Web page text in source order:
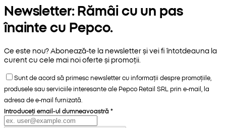
Newsletter: Rămâi cu un pas
înainte cu Pepco.
Ce este nou? Abonează-te la newsletter și vei fi întotdeauna la
curent cu cele mai noi oferte și promoții.
Sunt de acord să primesc newsletter cu informații despre promoțiile,
produsele sau serviciile interesante ale Pepco Retail SRL prin e-mail, la
adresa de e-mail furnizată.
Introduceți email-ul dumneavoastră *